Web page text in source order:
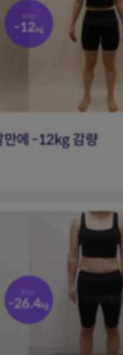
After
-12kg
에 -12kg 감량
After
-26.4kg
체지방량
-23.9